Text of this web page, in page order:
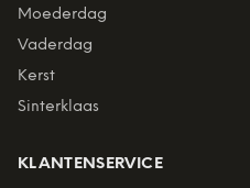
Moederdag
Vaderdag
Kerst
Sinterklaas
KLANTENSERVICE